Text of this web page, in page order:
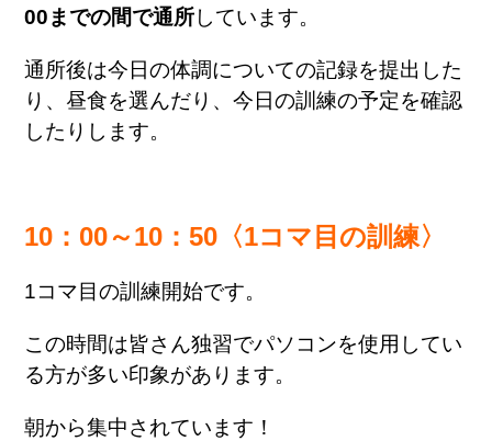
00までの間で通所しています。
通所後は今日の体調についての記録を提出した
り、昼食を選んだり、今日の訓練の予定を確認
したりします。
10：00～10：50〈1コマ目の訓練〉
1コマ目の訓練開始です。
この時間は皆さん独習でパソコンを使用してい
る方が多い印象があります。
朝から集中されています！